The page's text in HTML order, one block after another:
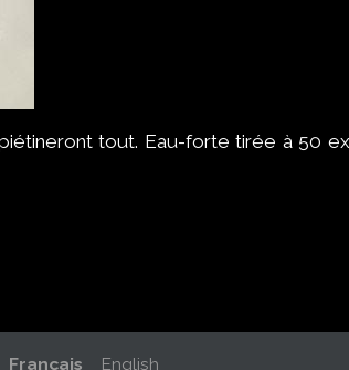
tout. Eau-forte tirée à 50
Français English